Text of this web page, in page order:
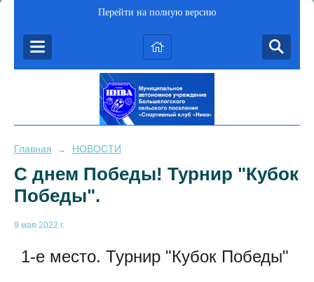
Перейти на полную версию
Главная → НОВОСТИ
С днем Победы! Турнир "Кубок
Победы".
9 мая 2022 г.
1-е место. Турнир "Кубок Победы"